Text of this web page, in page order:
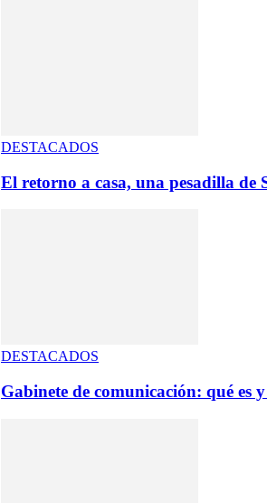
DESTACADOS
El retorno a casa, una pesadilla de
DESTACADOS
Gabinete de comunicación: qué es